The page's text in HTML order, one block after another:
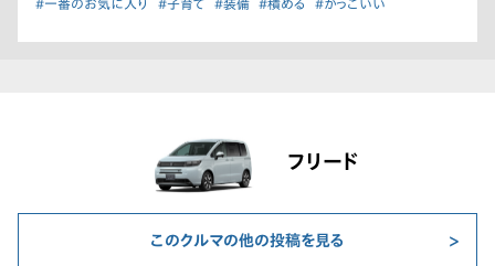
#一番のお気に入り #子育て #装備 #積める #かっこいい
フリード
このクルマの他の投稿を見る